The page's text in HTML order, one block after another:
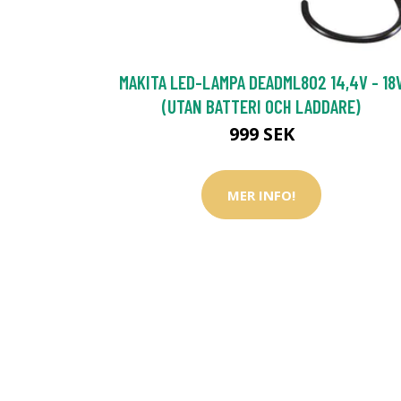
MAKITA LED-LAMPA DEADML802 14,4V -
(UTAN BATTERI OCH LADDARE)
999 SEK
MER INFO!